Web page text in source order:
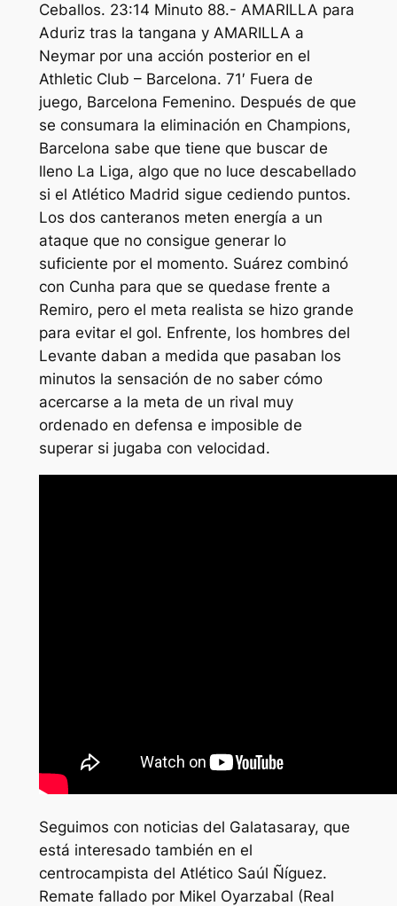
Ceballos. 23:14 Minuto 88.- AMARILLA para
Aduriz tras la tangana y AMARILLA a
Neymar por una acción posterior en el
Athletic Club – Barcelona. 71′ Fuera de
juego, Barcelona Femenino. Después de que
se consumara la eliminación en Champions,
Barcelona sabe que tiene que buscar de
lleno La Liga, algo que no luce descabellado
si el Atlético Madrid sigue cediendo puntos.
Los dos canteranos meten energía a un
ataque que no consigue generar lo
suficiente por el momento. Suárez combinó
con Cunha para que se quedase frente a
Remiro, pero el meta realista se hizo grande
para evitar el gol. Enfrente, los hombres del
Levante daban a medida que pasaban los
minutos la sensación de no saber cómo
acercarse a la meta de un rival muy
ordenado en defensa e imposible de
superar si jugaba con velocidad.
Seguimos con noticias del Galatasaray, que
está interesado también en el
centrocampista del Atlético Saúl Ñíguez.
Remate fallado por Mikel Oyarzabal (Real